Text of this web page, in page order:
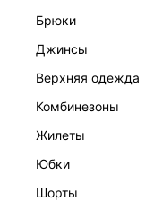
брюки
джинсы
верхняя одежда
комбинезоны
жилеты
юбки
шорты